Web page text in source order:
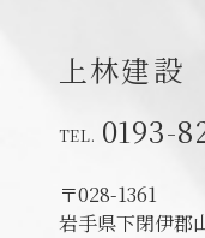
上林建設
0193-
〒028-1361
岩手県下閉伊郡